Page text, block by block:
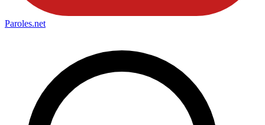
Paroles.net